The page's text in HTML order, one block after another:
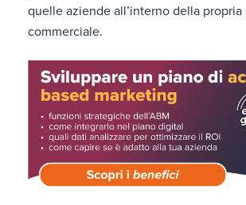
quelle aziende all’interno della
commerciale.